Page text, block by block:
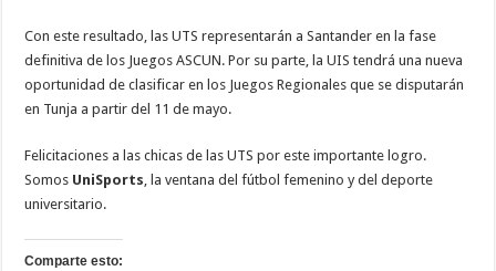
Con este resultado, las UTS representarán a Santander en la fase
definitiva de los Juegos ASCUN. Por su parte, la UIS tendrá una nueva
oportunidad de clasificar en los Juegos Regionales que se disputarán
en Tunja a partir del 11 de mayo.
Felicitaciones a las chicas de las UTS por este importante logro.
Somos UniSports, la ventana del fútbol femenino y del deporte
universitario.
Comparte esto: